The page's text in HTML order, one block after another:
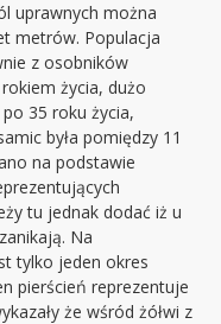
uprawnych można
metrów. Populacja
z osobników
życia, dużo
35 roku życia,
była pomiędzy 11
na podstawie
tu jednak dodać iż u
Na
tylko jeden okres
pierścień reprezentuje
że wśród żółwi z